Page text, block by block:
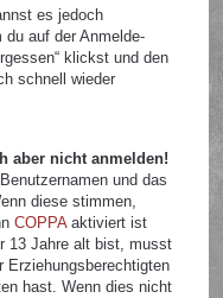
es jedoch
auf der Anmelde-
klickst und den
schnell wieder
aber nicht anmelden!
und das
diese stimmen,
COPPAaktiviert ist
13 Jahre alt bist, musst
Erziehungsberechtigten
hast. Wenn dies nicht